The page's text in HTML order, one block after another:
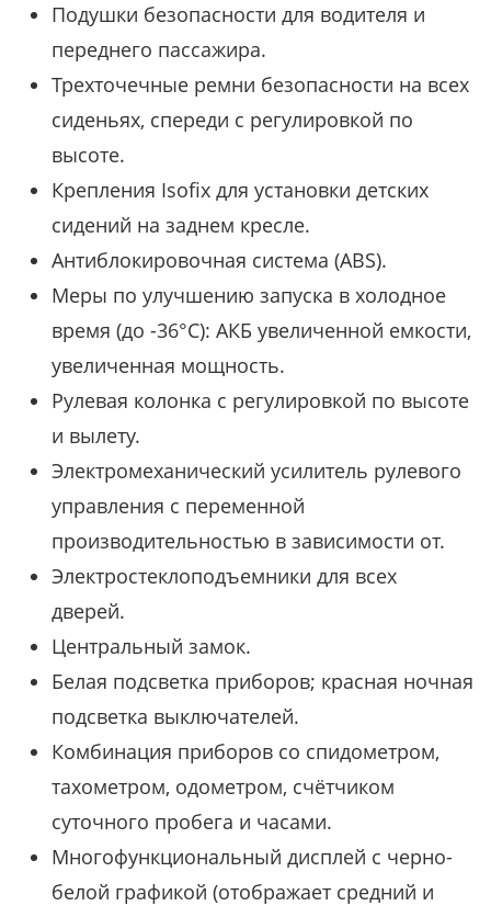
Подушки безопасности для водителя и
переднего пассажира.
Трехточечные ремни безопасности на всех
сиденьях, спереди с регулировкой по
высоте.
Крепления Isofix для установки детских
сидений на заднем кресле.
Антиблокировочная система (ABS).
Меры по улучшению запуска в холодное
время (до -36°C): АКБ увеличенной емкости,
увеличенная мощность.
Рулевая колонка с регулировкой по высоте
и вылету.
Электромеханический усилитель рулевого
управления с переменной
производительностью в зависимости от.
Электростеклоподъемники для всех
дверей.
Центральный замок.
Белая подсветка приборов; красная ночная
подсветка выключателей.
Комбинация приборов со спидометром,
тахометром, одометром, счётчиком
суточного пробега и часами.
Многофункциональный дисплей с черно-
белой графикой (отображает средний и